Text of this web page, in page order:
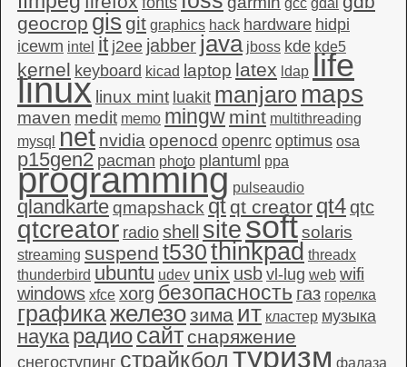
geocrop gis git graphics hack hardware hidpi
icewm intel it j2ee jabber java jboss kde kde5
kernel keyboard kicad laptop latex ldap life
linux linux mint luakit manjaro maps
maven medit memo mingw mint multithreading
mysql
net nvidia openocd openrc optimus osa
p15gen2 pacman photo plantuml ppa
programming pulseaudio
qlandkarteqmapshack qt qt creator qt4qtc
qtcreator radio shell sitesoftsolaris
streaming suspend t530thinkpad threadx
thunderbird ubuntu udev unix usb vl-lug web wifi
windows xfce xorg безопасность газ горелка
графикажелезозима ит кластер музыка
наука радиосайт снаряжение
снегоступинг страйкбол туризм фалаза